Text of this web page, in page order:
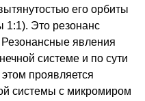
его орбиты
1:1). Это резонанс
явления
системе и по сути
проявляется
системы с микромиром